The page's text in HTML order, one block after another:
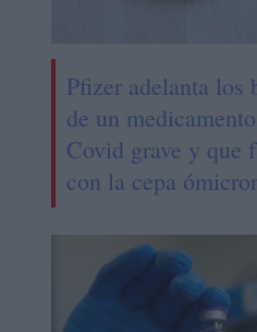
Pfizer adelanta los
de un
Covid grave y que
con la cepa